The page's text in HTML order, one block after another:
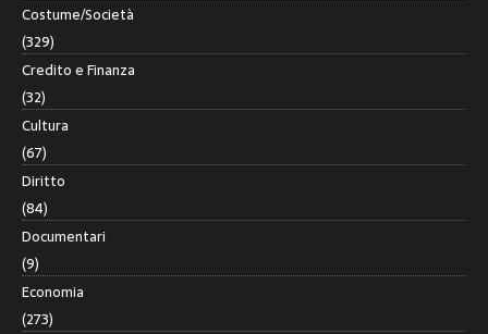
Costume/Società
(329)
Credito e Finanza
(32)
Cultura
(67)
Diritto
(84)
Documentari
(9)
Economia
(273)